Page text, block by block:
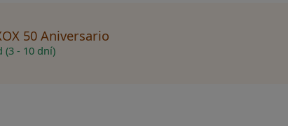
50 Aniversario
- 10 dní)